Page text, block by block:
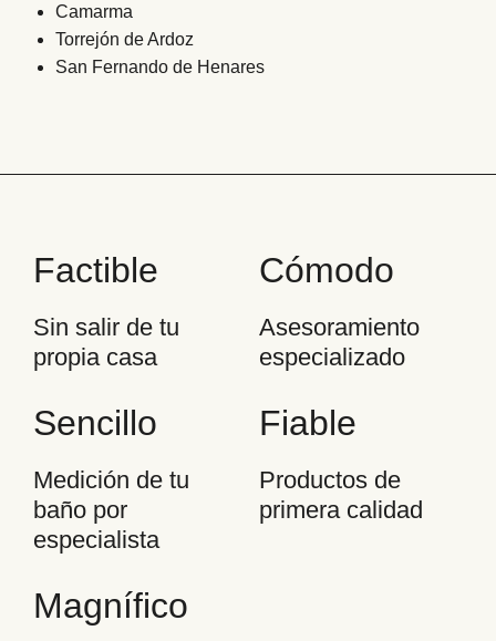
Camarma
Torrejón de Ardoz
San Fernando de Henares
Factible
Sin salir de tu
propia casa
Cómodo
Asesoramiento
especializado
Sencillo
Medición de tu
baño por
especialista
Fiable
Productos de
primera calidad
Magnífico